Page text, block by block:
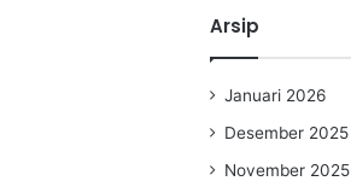
Arsip
Januari 2026
Desember 2025
November 2025